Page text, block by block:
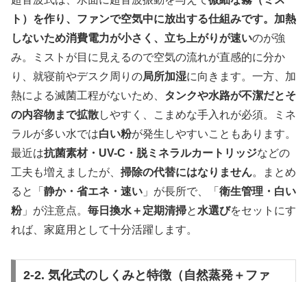
ト）を作り、ファンで空気中に放出する仕組みです。加熱
しないため消費電力が小さく、立ち上がりが速いのが強
み。ミストが目に見えるので空気の流れが直感的に分か
り、就寝前やデスク周りの局所加湿に向きます。一方、加
熱による滅菌工程がないため、 タンクや水路が不潔だとそ
の内容物まで拡散しやすく、こまめな手入れが必須。ミネ
ラルが多い水では白い粉が発生しやすいこともあります。
最近は抗菌素材・UV-C・脱ミネラルカートリッジなどの
工夫も増えましたが、 掃除の代替にはなりません。まとめ
ると「 静か・省エネ・速い 」が長所で、「 衛生管理・白い
粉」が注意点。 毎日換水＋定期清掃と 水選びをセットにす
れば、家庭用として十分活躍します。
2-2. 気化式のしくみと特徴（自然蒸発＋ファ